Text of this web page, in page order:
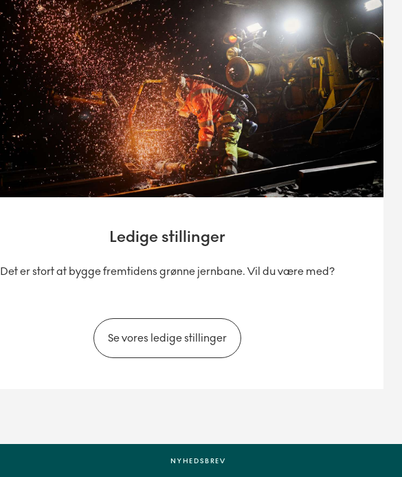
Ledige stillinger
Det er stort at bygge fremtidens grønne jernbane. Vil du være med?
Se vores ledige stillinger
NYHEDSBREV